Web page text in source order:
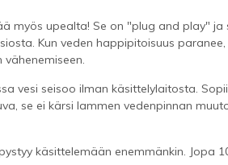
myös upealta! Se on "plug and play"
Kun veden happipitoisuus
vesi seisoo ilman käsittelylaitosta.
se ei kärsi lammen vedenpinnan
käsittelemään enemmänkin. Jopa